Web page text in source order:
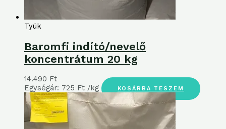
Tyúk
Baromfi indító/nevelő
koncentrátum 20 kg
14.490 Ft
Egységár: 725 Ft /kg KOSÁRBA TESZEM